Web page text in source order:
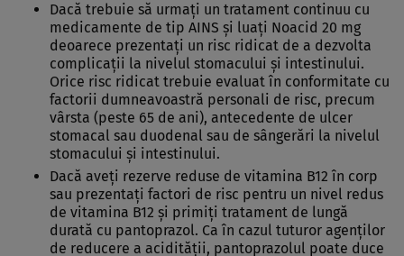
Dacă trebuie să urmaţi un tratament continuu cu
medicamente de tip AINS şi luaţi Noacid 20 mg
deoarece prezentaţi un risc ridicat de a dezvolta
complicaţii la nivelul stomacului şi intestinului.
Orice risc ridicat trebuie evaluat în conformitate cu
factorii dumneavoastră personali de risc, precum
vârsta (peste 65 de ani), antecedente de ulcer
stomacal sau duodenal sau de sângerări la nivelul
stomacului şi intestinului.
Dacă aveţi rezerve reduse de vitamina B12 în corp
sau prezentaţi factori de risc pentru un nivel redus
de vitamina B12 şi primiţi tratament de lungă
durată cu pantoprazol. Ca în cazul tuturor agenţilor
de reducere a acidităţii, pantoprazolul poate duce